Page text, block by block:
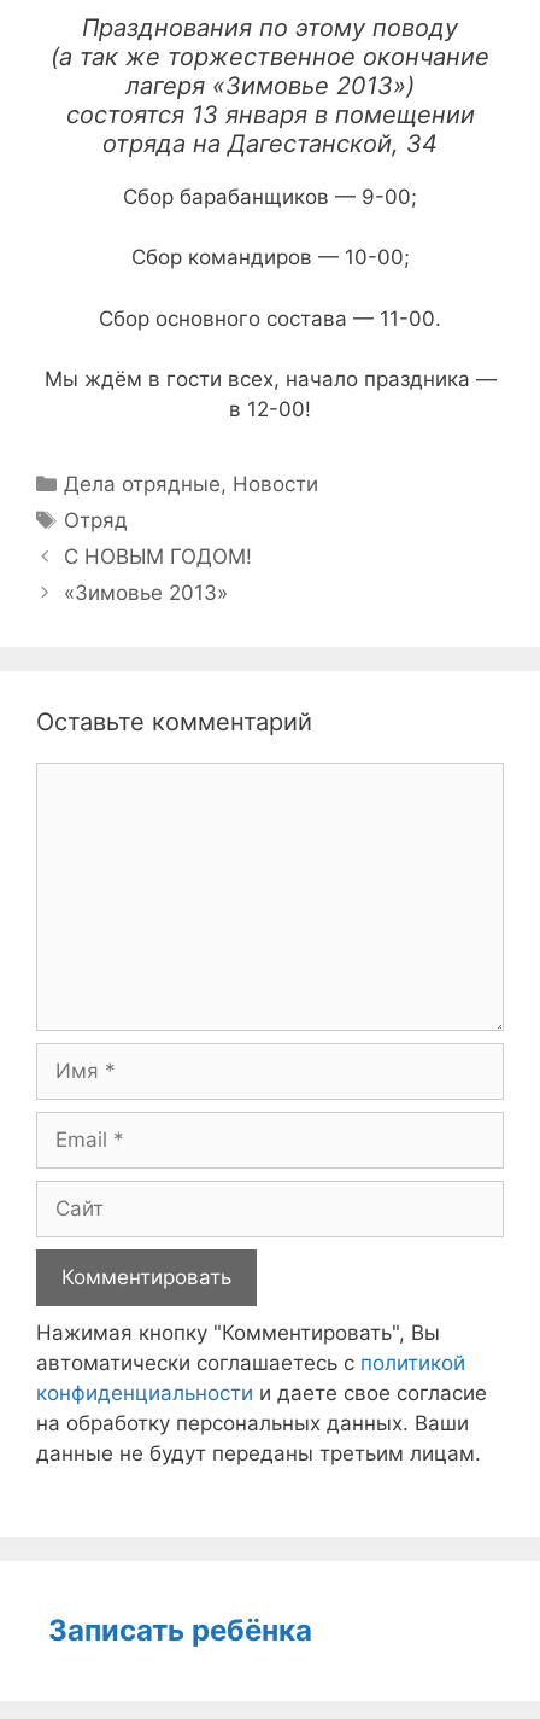
Празднования по этому поводу
(а так же торжественное окончание
лагеря «Зимовье 2013»)
состоятся 13 января в помещении
отряда на Дагестанской, 34
Сбор барабанщиков — 9-00;
Сбор командиров — 10-00;
Сбор основного состава — 11-00.
Мы ждём в гости всех, начало праздника —
в 12-00!
Рубрики
Дела отрядные, Новости
Метки
Отряд
Навигация
записи
С НОВЫМ ГОДОМ!
«Зимовье 2013»
Оставьте комментарий
Имя
Email
Сайт
Нажимая кнопку "Комментировать", Вы
автоматически соглашаетесь с политикой
конфиденциальности и даете свое согласие
на обработку персональных данных. Ваши
данные не будут переданы третьим лицам.
Записать ребёнка